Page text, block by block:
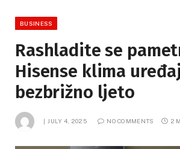
BUSINESS
Rashladite se
Hisense klima
bezbrižno ljeto
JULY 4, 2025 NO COMMENTS 2